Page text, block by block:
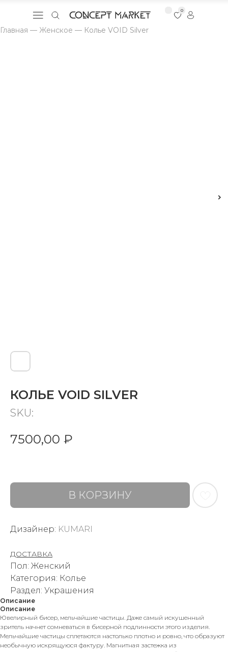
0
Главная — Женское — Колье VOID Silver
КОЛЬЕ VOID SILVER
SKU:
7500,00 ₽
В КОРЗИНУ
Дизайнер: KUMARI
ДОСТАВКА
Пол: Женский
Категория: Колье
Раздел: Украшения
Описание
Описание
Ювелирный бисер, мельчайшие частицы. Даже самый искушенный
зритель начнет сомневаться в бисерной подлинности этого изделия.
Мельчайшие частицы сплетаются настолько плотно и ровно, что образуют
необычную искрящуюся фактуру. Магнитная застежка из